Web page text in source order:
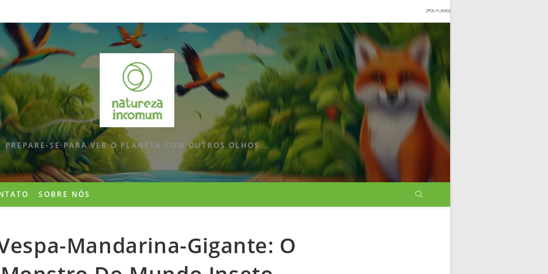
[POLYLANG]
PREPARE-SE PARA VER O PLANETA COM OUTROS OLHOS...
SOBRE NÓS
Mandarina-Gigante: O